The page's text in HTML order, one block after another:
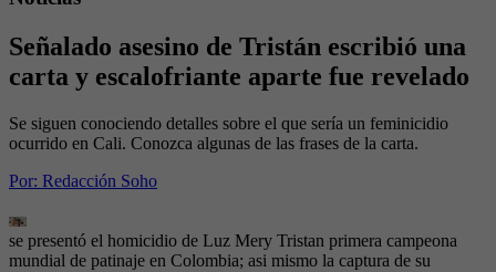
Señalado asesino de Tristán escribió una
carta y escalofriante aparte fue revelado
Se siguen conociendo detalles sobre el que sería un feminicidio
ocurrido en Cali. Conozca algunas de las frases de la carta.
Por: Redacción Soho
se presentó el homicidio de Luz Mery Tristan primera campeona
mundial de patinaje en Colombia; asi mismo la captura de su